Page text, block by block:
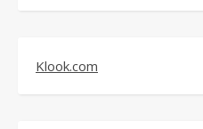
Klook.com